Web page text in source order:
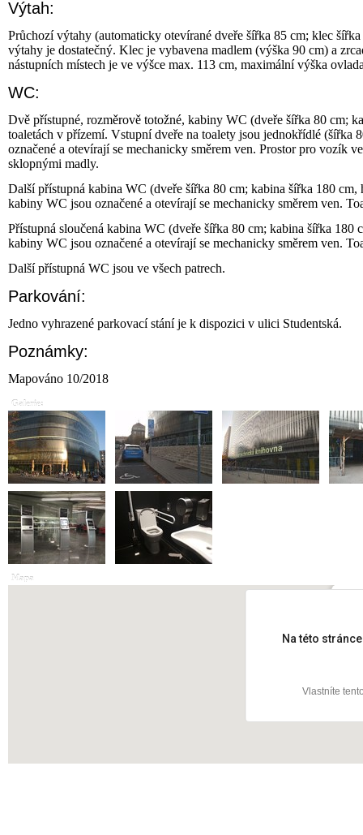
Výtah:
Průchozí výtahy (automaticky otevírané dveře šířka 85 cm; klec
výtahy je dostatečný. Klec je vybavena madlem (výška 90 cm) a
nástupních místech je ve výšce max. 113 cm, maximální výška
WC:
Dvě přístupné, rozměrově totožné, kabiny WC (dveře šířka 80 cm;
toaletách v přízemí. Vstupní dveře na toalety jsou jednokřídlé
označené a otevírají se mechanicky směrem ven. Prostor pro vozík
sklopnými madly.
Další přístupná kabina WC (dveře šířka 80 cm; kabina šířka 180
kabiny WC jsou označené a otevírají se mechanicky směrem ven.
Přístupná sloučená kabina WC (dveře šířka 80 cm; kabina šířka
kabiny WC jsou označené a otevírají se mechanicky směrem ven.
Další přístupná WC jsou ve všech patrech.
Parkování:
Jedno vyhrazené parkovací stání je k dispozici v ulici Studentská.
Poznámky:
Mapováno 10/2018
Galerie:
Mapa
Na této
Vlastníte